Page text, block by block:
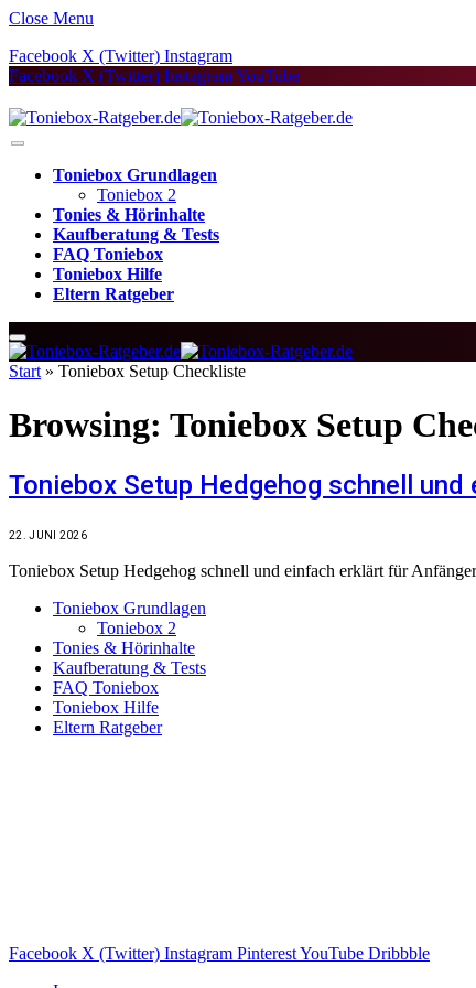
Close Menu
Facebook X (Twitter) Instagram
Facebook X (Twitter) InstagramYouTube
Toniebox Grundlagen
Toniebox 2
Tonies & Hörinhalte
Kaufberatung & Tests
FAQ Toniebox
Toniebox Hilfe
Eltern Ratgeber
Start » Toniebox Setup Checkliste
Browsing: Toniebox Setup
Toniebox Setup Hedgehog schnell
22. JUNI 2026
Toniebox Setup Hedgehog schnell und einfach erklärt für
Toniebox Grundlagen
Toniebox 2
Tonies & Hörinhalte
Kaufberatung & Tests
FAQ Toniebox
Toniebox Hilfe
Eltern Ratgeber
Facebook X (Twitter) Instagram PinterestYouTube Dribbble